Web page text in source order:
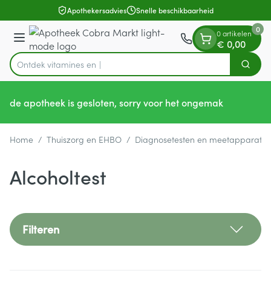
Ga naar de inhoudApothekersadvies Snelle beschikbaarheid
Menu
Product, merk, categorie...
Ontdek vit Zoek
0 artikelen
€ 0,00
0
de apotheek is gesloten, sorry voor het ongemak
Home / Thuiszorg en EHBO / Diagnosetesten en
Alcoholtest
Filteren